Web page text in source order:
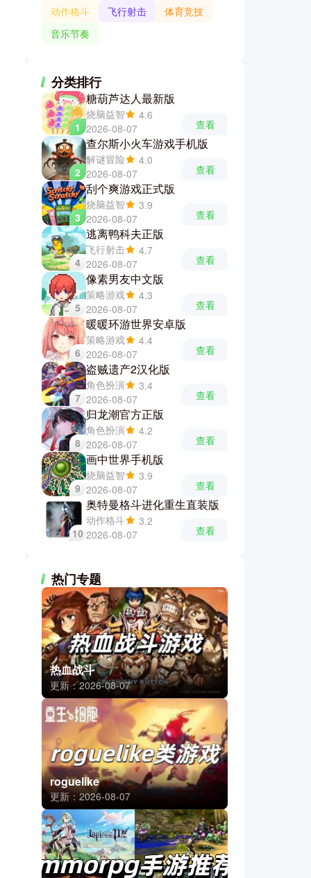
动作格斗
飞行射击
体育竞技
音乐节奏
分类排行
1
糖葫芦达人最新版
烧脑益智
4.6
2026-08-07
查看
2
查尔斯小火车游戏手机版
解谜冒险
4.0
2026-08-07
查看
3
刮个爽游戏正式版
烧脑益智
3.9
2026-08-07
查看
4
逃离鸭科夫正版
飞行射击
4.7
2026-08-07
查看
5
像素男友中文版
策略游戏
4.3
2026-08-07
查看
6
暖暖环游世界安卓版
策略游戏
4.4
2026-08-07
查看
7
盗贼遗产2汉化版
角色扮演
3.4
2026-08-07
查看
8
归龙潮官方正版
角色扮演
4.2
2026-08-07
查看
9
画中世界手机版
烧脑益智
3.9
2026-08-07
查看
10
奥特曼格斗进化重生直装版
动作格斗
3.2
2026-08-07
查看
热门专题
热血战斗
更新：2026-08-07
roguelike
更新：2026-08-07